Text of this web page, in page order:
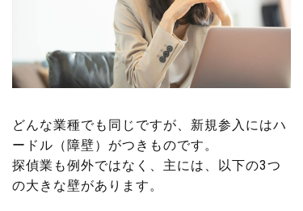
どんな業種でも同じですが、新規参入にはハ
ードル（障壁）がつきものです。
探偵業も例外ではなく、主には、以下の3つ
の大きな壁があります。